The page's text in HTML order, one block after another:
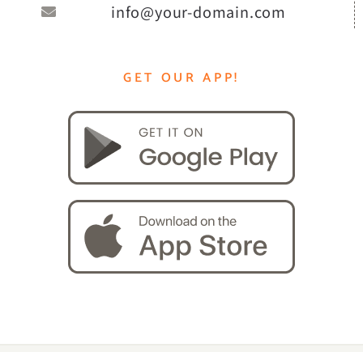
info@your-domain.com
GET OUR APP!